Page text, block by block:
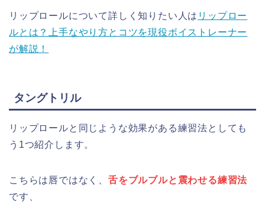
リップロールについて詳しく知りたい人は リップロー
ルとは？上手なやり方とコツを現役ボイストレーナー
が解説！
タングトリル
リップロールと同じような効果がある練習法としても
う1つ紹介します。
こちらは唇ではなく、 舌をブルブルと震わせる練習法
です、